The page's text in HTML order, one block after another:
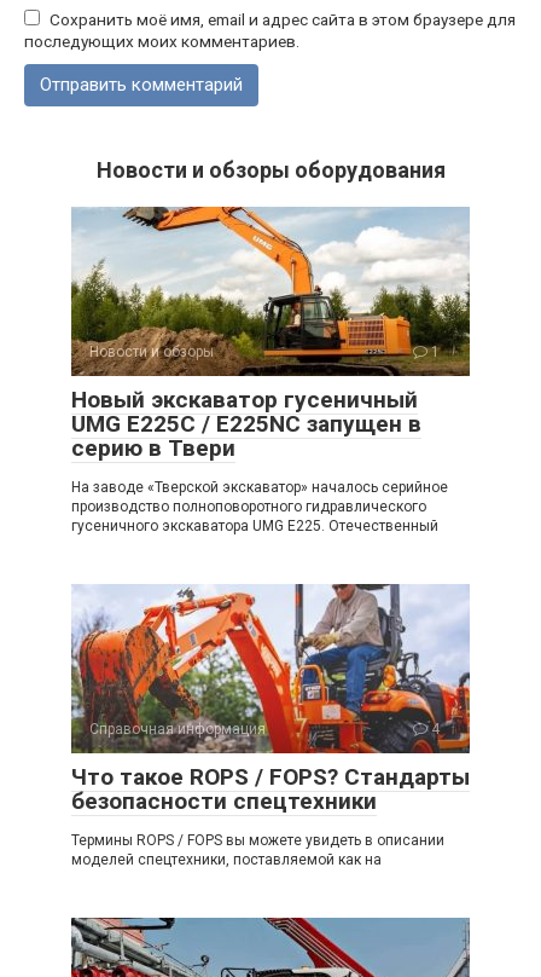
Сохранить моё имя, email и адрес сайта в этом браузере для
последующих моих комментариев.
Новости и обзоры оборудования
Новости и обзоры 1
Новый экскаватор гусеничный
UMG E225C / E225NC запущен в
серию в Твери
На заводе «Тверской экскаватор» началось серийное
производство полноповоротного гидравлического
гусеничного экскаватора UMG E225. Отечественный
Справочная информация 4
Что такое ROPS / FOPS? Стандарты
безопасности спецтехники
Термины ROPS / FOPS вы можете увидеть в описании
моделей спецтехники, поставляемой как на